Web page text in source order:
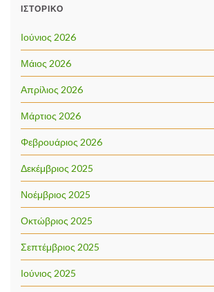
ΙΣΤΟΡΙΚΌ
Ιούνιος 2026
Μάιος 2026
Απρίλιος 2026
Μάρτιος 2026
Φεβρουάριος 2026
Δεκέμβριος 2025
Νοέμβριος 2025
Οκτώβριος 2025
Σεπτέμβριος 2025
Ιούνιος 2025